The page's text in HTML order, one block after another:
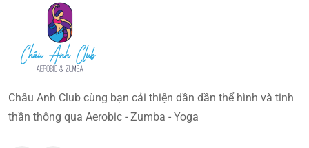
Châu Anh Club cùng bạn cải thiện dần dần thể hình và tinh
thần thông qua Aerobic - Zumba - Yoga